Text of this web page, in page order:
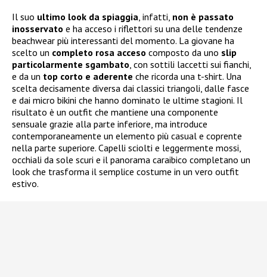
Il suo ultimo look da spiaggia, infatti, non è passato
inosservato e ha acceso i riflettori su una delle tendenze
beachwear più interessanti del momento. La giovane ha
scelto un completo rosa acceso composto da uno slip
particolarmente sgambato, con sottili laccetti sui fianchi,
e da un top corto e aderente che ricorda una t-shirt. Una
scelta decisamente diversa dai classici triangoli, dalle fasce
e dai micro bikini che hanno dominato le ultime stagioni. Il
risultato è un outfit che mantiene una componente
sensuale grazie alla parte inferiore, ma introduce
contemporaneamente un elemento più casual e coprente
nella parte superiore. Capelli sciolti e leggermente mossi,
occhiali da sole scuri e il panorama caraibico completano un
look che trasforma il semplice costume in un vero outfit
estivo.